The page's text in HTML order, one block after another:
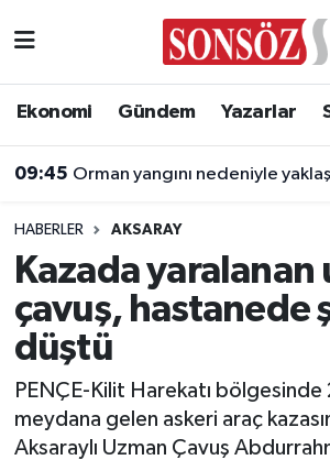
Ekonomi Gündem Yazarlar
09:45 Orman yangını nedeniyle yaklaşık
HABERLER AKSARAY
Kazada yaralanan
çavuş, hastanede
düştü
PENÇE-Kilit Harekatı bölgesinde
meydana gelen askeri araç
Aksaraylı Uzman Çavuş
Asayiş
Biyografi
Çevre
Diğer
Dünya
Ankara Nöbetçi Eczaneler
Ankara Trafik Yoğunluk Haritası
Süper Lig Puan Durumu ve
Tüm Manşetler
Son Dakika Haberleri